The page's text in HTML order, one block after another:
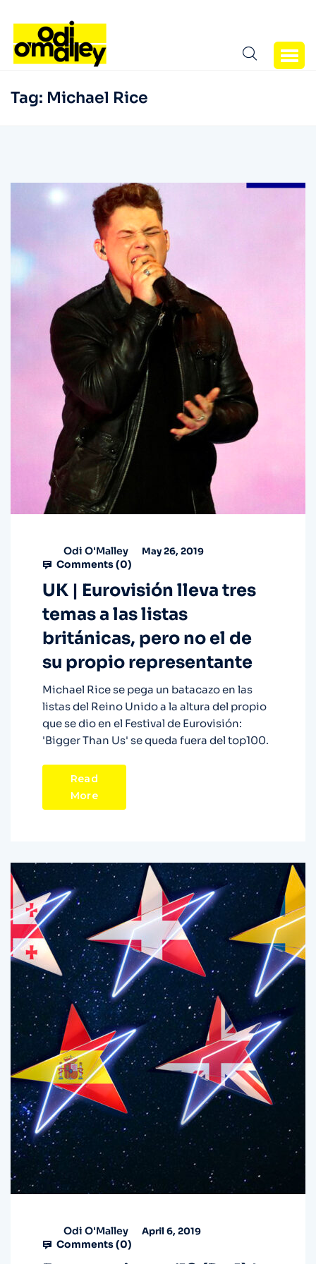
Tag: Michael Rice
Odi O'Malley May 26, 2019
Comments (0)
UK | Eurovisión lleva tres
temas a las listas
británicas, pero no el de
su propio representante
Michael Rice se pega un batacazo en las
listas del Reino Unido a la altura del propio
que se dio en el Festival de Eurovisión:
'Bigger Than Us' se queda fuera del top100.
Read
More
Odi O'Malley April 6, 2019
Comments (0)